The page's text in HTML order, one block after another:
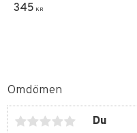
Omdömen
Du
345 KR